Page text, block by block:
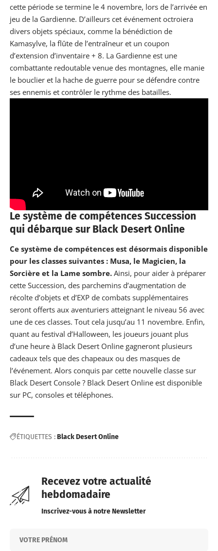
cette période se termine le 4 novembre, lors de l’arrivée en
jeu de la Gardienne. D’ailleurs cet événement octroiera
divers objets spéciaux, comme la bénédiction de
Kamasylve, la flûte de l’entraîneur et un coupon
d’extension d’inventaire + 8. La Gardienne est une
combattante redoutable venue des montagnes, elle manie
le bouclier et la hache de guerre pour se défendre contre
ses ennemis et contrôler le rythme des batailles.
Le système de compétences Succession
qui débarque sur Black Desert Online
Ce système de compétences est désormais disponible
pour les classes suivantes : Musa, le Magicien, la
Sorcière et la Lame sombre. Ainsi, pour aider à préparer
cette Succession, des parchemins d’augmentation de
récolte d’objets et d’EXP de combats supplémentaires
seront offerts aux aventuriers atteignant le niveau 56 avec
une de ces classes. Tout cela jusqu’au 11 novembre. Enfin,
quant au festival d’Halloween, les joueurs jouant plus
d’une heure à Black Desert Online gagneront plusieurs
cadeaux tels que des chapeaux ou des masques de
l’événement. Alors conquis par cette nouvelle classe sur
Black Desert Console ? Black Desert Online est disponible
sur PC, consoles et téléphones.
ÉTIQUETTES : Black Desert Online
Recevez votre actualité
hebdomadaire
Inscrivez-vous à notre Newsletter